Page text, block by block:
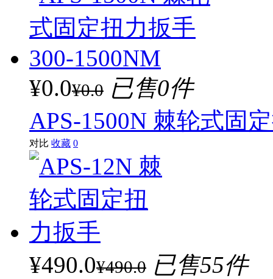
¥0.0¥0.0 已售0件
APS-1500N 棘轮式固
对比 收藏 0
¥490.0¥490.0 已售55件